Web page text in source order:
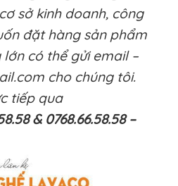
sở kinh doanh, công
đặt hàng sản phẩm
có thể gửi email –
cho chúng tôi.
tiếp qua
& 0768.66.58.58 –